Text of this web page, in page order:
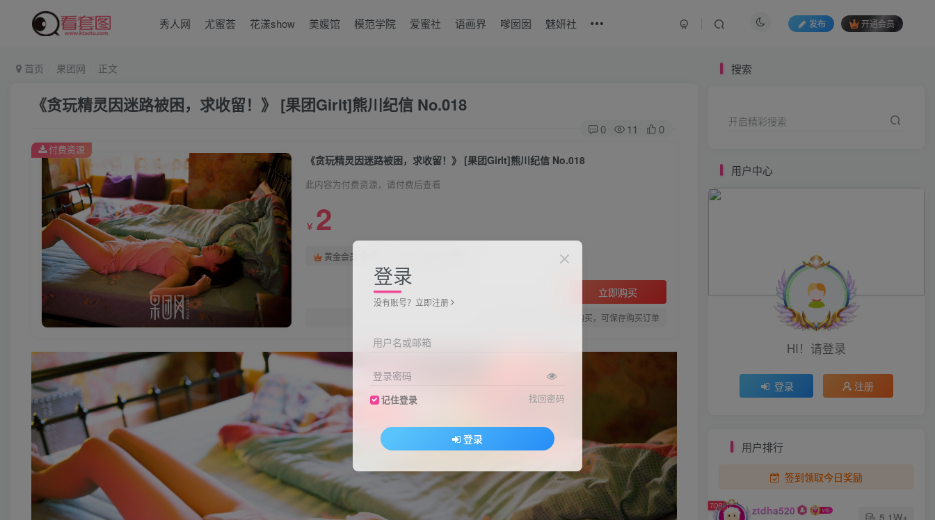
秀人网 尤蜜荟 花漾show 美媛馆 模范学院 爱蜜社 语画界 嗲囡囡 魅妍社 发布 开通会员
首页 果团网 正文
《贪玩精灵因迷路被困，求收留！》 [果团Girlt]熊川纪信 No.018
0 11 0
《贪玩精灵因迷路被困，求收留！》 [果团Girlt]熊川纪信 No.018
此内容为付费资源，请付费后查看
￥ 2
黄金会员
立即购买
您当前未登录！建议登陆后购买，可保存购买订单
付费资源
用户中心
登录 注册
100W+人已阅读
TOP1
Candy糖糖 妩媚美腿
TOP2
搜索
开启精彩搜索
用户中心
HI！请登录
登录 注册
用户排行
签到领取今日奖励
TOP1 ztdha520
登录
没有账号？立即注册
用户名或邮箱
登录密码
记住登录 找回密码
登录